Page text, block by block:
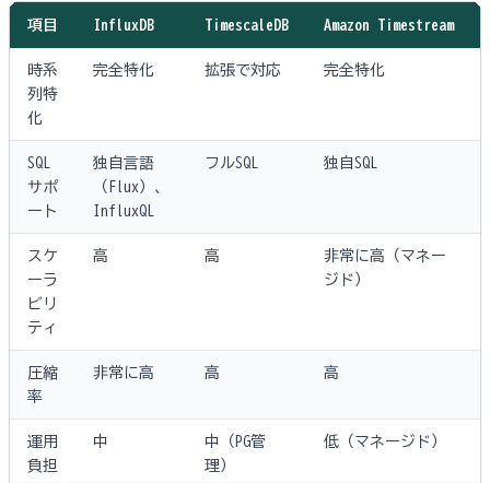
項目 InfluxDB TimescaleDB Amazon Timestream
時系
列特
化
完全特化 拡張で対応 完全特化
SQL
サポ
ート
独自言語
（Flux）、
InfluxQL
フルSQL 独自SQL
スケ
ーラ
ビリ
ティ
高 高
非常に高（マネー
ジド）
圧縮
率
非常に高 高 高
運用
負担
中
中（PG管
理）
低（マネージド）